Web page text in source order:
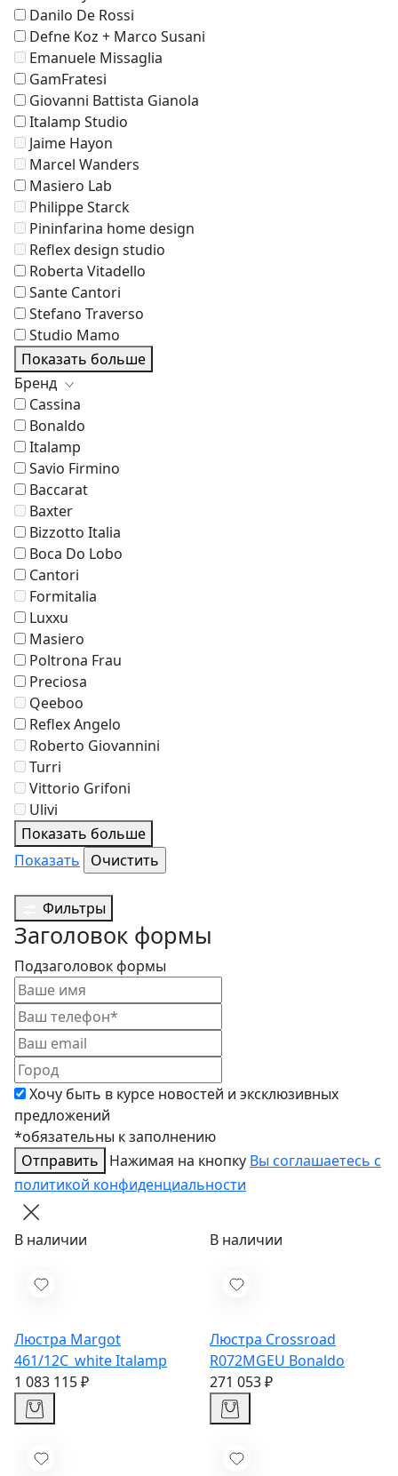
Danilo De Rossi
Defne Koz + Marco Susani
Emanuele Missaglia
GamFratesi
Giovanni Battista Gianola
Italamp Studio
Jaime Hayon
Marcel Wanders
Masiero Lab
Philippe Starck
Pininfarina home design
Reflex design studio
Roberta Vitadello
Sante Cantori
Stefano Traverso
Studio Mamo
Показать больше
Бренд
Cassina
Bonaldo
Italamp
Savio Firmino
Baccarat
Baxter
Bizzotto Italia
Boca Do Lobo
Cantori
Formitalia
Luxxu
Masiero
Poltrona Frau
Preciosa
Qeeboo
Reflex Angelo
Roberto Giovannini
Turri
Vittorio Grifoni
Ulivi
Показать больше
Показать
Фильтры
Заголовок формы
Подзаголовок формы
Хочу быть в курсе новостей и эксклюзивных
предложений
*обязательны к заполнению
Отправить
Нажимая на кнопку Вы соглашаетесь с
политикой конфиденциальности
В наличии
Люстра Margot
461/12C_whiteItalamp
1 083 115 ₽
В наличии
Люстра Crossroad
R072MGEU Bonaldo
271 053 ₽